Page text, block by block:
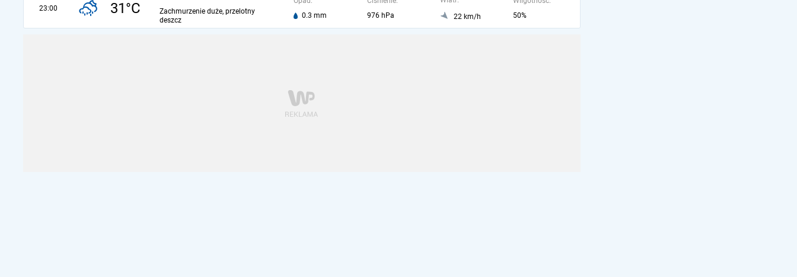
23:00 31°C
Zachmurzenie duże, przelotny
deszcz
0.3 mm
976 hPa
22 km/h
50%